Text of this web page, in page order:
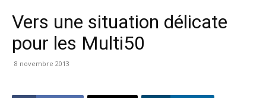
Vers une situation délicate
pour les Multi50
8 novembre 2013